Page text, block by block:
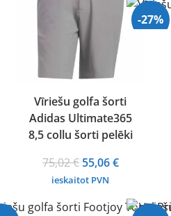
Vīriešu golfa šorti
Adidas Ultimate365
8,5 collu šorti pelēki
75,02€ Original
price
75,02 €.
55,06€Current
is:
55,06 €.
ieskaitot PVN
-27%